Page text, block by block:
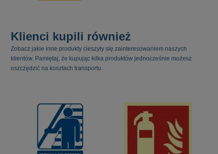
Klienci kupili również
Zobacz jakie inne produkty cieszyły się zainteresowaniem naszych
klientów. Pamiętaj, że kupując kilka produktów jednocześnie możesz
oszczędzić na kosztach transportu.